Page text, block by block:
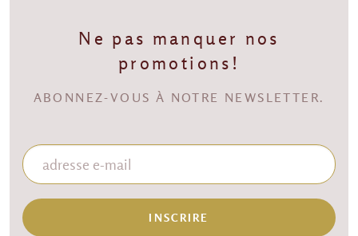
Ne pas manquer nos
promotions!
ABONNEZ-VOUS À NOTRE NEWSLETTER.
INSCRIRE